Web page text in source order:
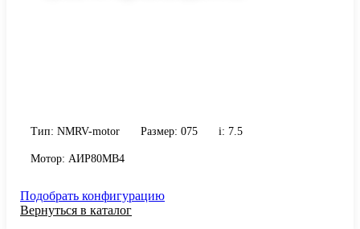
Тип: NMRV-motor Размер: 075 i: 7.5
Мотор: АИР80MB4
Подобрать конфигурацию
Вернуться в каталог